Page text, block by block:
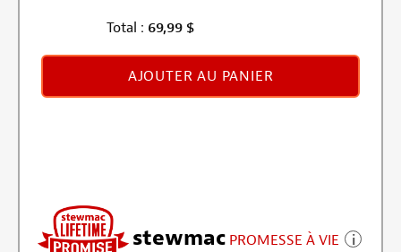
Total : 69,99 $
AJOUTER AU PANIER
stewmac PROMESSE À VIE